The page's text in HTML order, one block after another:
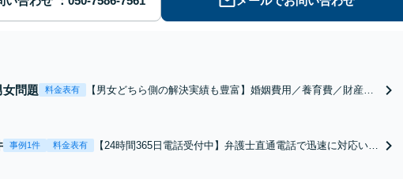
問題 料金表有
【男女どちら側の解決実績も豊富】婚姻費用／養育費／財産分
的な面にも配慮し、納得感の高い解決を目指します【新宿御苑
前駅徒歩1分】
事例1件 料金表有
【24時間365日電話受付中】弁護士直通電話で迅速に対応いた